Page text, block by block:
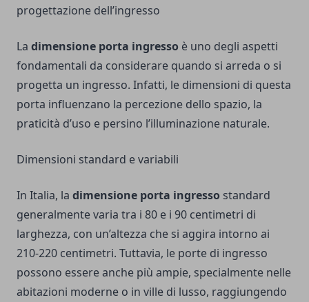
progettazione dell’ingresso
La dimensione porta ingresso è uno degli aspetti
fondamentali da considerare quando si arreda o si
progetta un ingresso. Infatti, le dimensioni di questa
porta influenzano la percezione dello spazio, la
praticità d’uso e persino l’illuminazione naturale.
Dimensioni standard e variabili
In Italia, la dimensione porta ingresso standard
generalmente varia tra i 80 e i 90 centimetri di
larghezza, con un’altezza che si aggira intorno ai
210-220 centimetri. Tuttavia, le porte di ingresso
possono essere anche più ampie, specialmente nelle
abitazioni moderne o in ville di lusso, raggiungendo